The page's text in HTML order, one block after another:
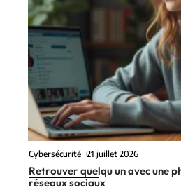
Cybersécurité 21 juillet 2026
Retrouver quelqu un avec une
réseaux sociaux